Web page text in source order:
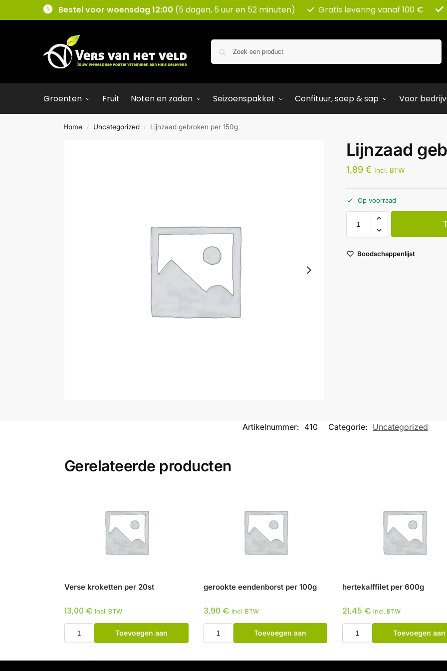
Bestel voor woensdag 12:00 (5 dagen, 5 uur en 52 minuten) Gratis levering vanaf 100 €
Groenten Fruit Noten en zaden Seizoenspakket Confituur, soep & sap Voor
Home / Uncategorized / Lijnzaad gebroken per 150g
Lijnzaad
1,89 € Incl. BTW
Op voorraad
Boodschappenlijst
Artikelnummer: 410 Categorie: Uncategorized
Gerelateerde producten
Verse kroketten per 20st
13,00 € Incl. BTW
Toevoegen aan
gerookte eendenborst per 100g
3,90 € Incl. BTW
Toevoegen aan
hertekalffilet per 600g
21,45 € Incl. BTW
Toevoegen aan